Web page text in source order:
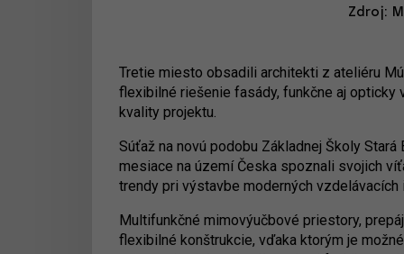
Zdroj:
Tretie miesto obsadili architekti z ateliéru
flexibilné riešenie fasády, funkčne aj
kvality projektu.
Súťaž na novú podobu Základnej Školy
mesiace na území Česka spoznali svojich
trendy pri výstavbe moderných vzdelávacích
Multifunkčné mimovýučbové priestory,
flexibilné konštrukcie, vďaka ktorým je